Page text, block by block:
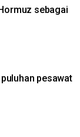
sebagai
pesawat